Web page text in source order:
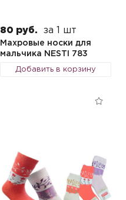
80 руб. за 1 шт
Махровые носки для
мальчика NESTI 783
Добавить в корзину